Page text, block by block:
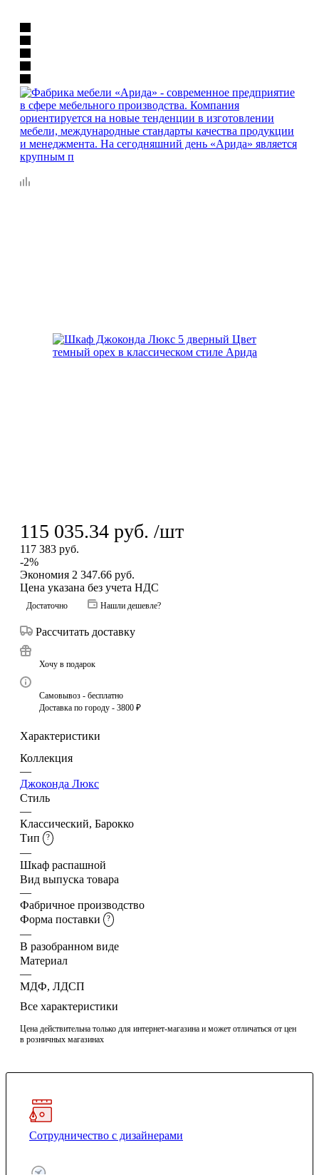
115 035.34 руб. /шт
117 383 руб.
-2%
Экономия 2 347.66 руб.
Цена указана без учета НДС
Достаточно Нашли дешевле?
Рассчитать доставку
Хочу в подарок
Самовывоз - бесплатно
Доставка по городу - 3800 ₽
Характеристики
Коллекция
—
Джоконда Люкс
Стиль
—
Классический, Барокко
Тип
?
—
Шкаф распашной
Вид выпуска товара
—
Фабричное производство
Форма поставки
?
—
В разобранном виде
Материал
—
МДФ, ЛДСП
Все характеристики
Цена действительна только для интернет-магазина и может отличаться от цен
в розничных магазинах
Сотрудничество с дизайнерами